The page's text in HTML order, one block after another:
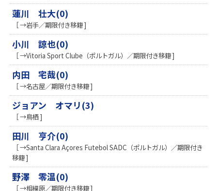
蓮川 壮大(0)
［ →岩手／期限付き移籍 ]
小川 諒也(0)
［ →Vitoria Sport Clube（ポルトガル）／期限付き移籍 ]
内田 宅哉(0)
［ →名古屋／期限付き移籍 ]
ジョアン オマリ(3)
［ →鳥栖 ]
田川 亨介(0)
［ →Santa Clara Açores Futebol SADC（ポルトガル）／期限付き
移籍 ]
野澤 零温(0)
［ →相模原／期限付き移籍 ]